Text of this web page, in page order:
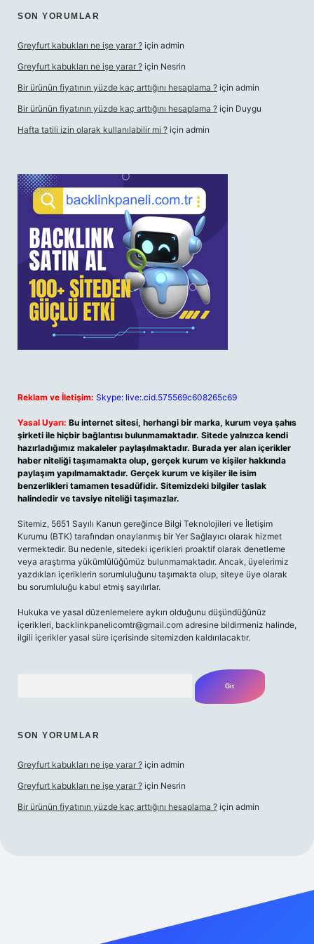
SON YORUMLAR
Greyfurt kabukları ne işe yarar ? için admin
Greyfurt kabukları ne işe yarar ? için Nesrin
Bir ürünün fiyatının yüzde kaç arttığını hesaplama ? için admin
Bir ürünün fiyatının yüzde kaç arttığını hesaplama ? için Duygu
Hafta tatili izin olarak kullanılabilir mi ? için admin
Reklam ve İletişim: Skype: live:.cid.575569c608265c69
Yasal Uyarı: Bu internet sitesi, herhangi bir marka, kurum veya şahıs
şirketi ile hiçbir bağlantısı bulunmamaktadır. Sitede yalnızca kendi
hazırladığımız makaleler paylaşılmaktadır. Burada yer alan içerikler
haber niteliği taşımamakta olup, gerçek kurum ve kişiler hakkında
paylaşım yapılmamaktadır. Gerçek kurum ve kişiler ile isim
benzerlikleri tamamen tesadüfidir. Sitemizdeki bilgiler taslak
halindedir ve tavsiye niteliği taşımazlar.
Sitemiz, 5651 Sayılı Kanun gereğince Bilgi Teknolojileri ve İletişim
Kurumu (BTK) tarafından onaylanmış bir Yer Sağlayıcı olarak hizmet
vermektedir. Bu nedenle, sitedeki içerikleri proaktif olarak denetleme
veya araştırma yükümlülüğümüz bulunmamaktadır. Ancak, üyelerimiz
yazdıkları içeriklerin sorumluluğunu taşımakta olup, siteye üye olarak
bu sorumluluğu kabul etmiş sayılırlar.
Hukuka ve yasal düzenlemelere aykırı olduğunu düşündüğünüz
içerikleri, backlinkpanelicomtr@gmail.com adresine bildirmeniz halinde,
ilgili içerikler yasal süre içerisinde sitemizden kaldırılacaktır.
SON YORUMLAR
Greyfurt kabukları ne işe yarar ? için admin
Greyfurt kabukları ne işe yarar ? için Nesrin
Bir ürünün fiyatının yüzde kaç arttığını hesaplama ? için admin
m elexbet